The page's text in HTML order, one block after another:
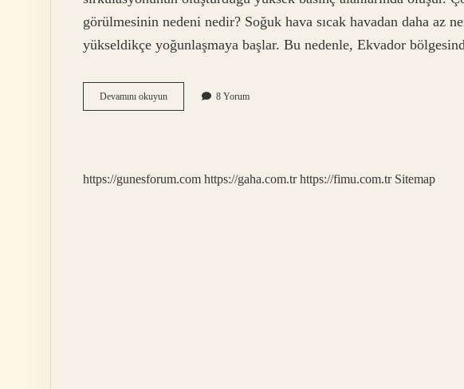
görülmesinin nedeni nedir? Soğuk hava sıcak havadan daha az
yükseldikçe yoğunlaşmaya başlar. Bu nedenle, Ekvador
Devamını okuyunÇöllerin
Oluşumunda
8 Yorum
https://gunesforum.com https://gaha.com.tr https://fimu.com.tr Sitemap